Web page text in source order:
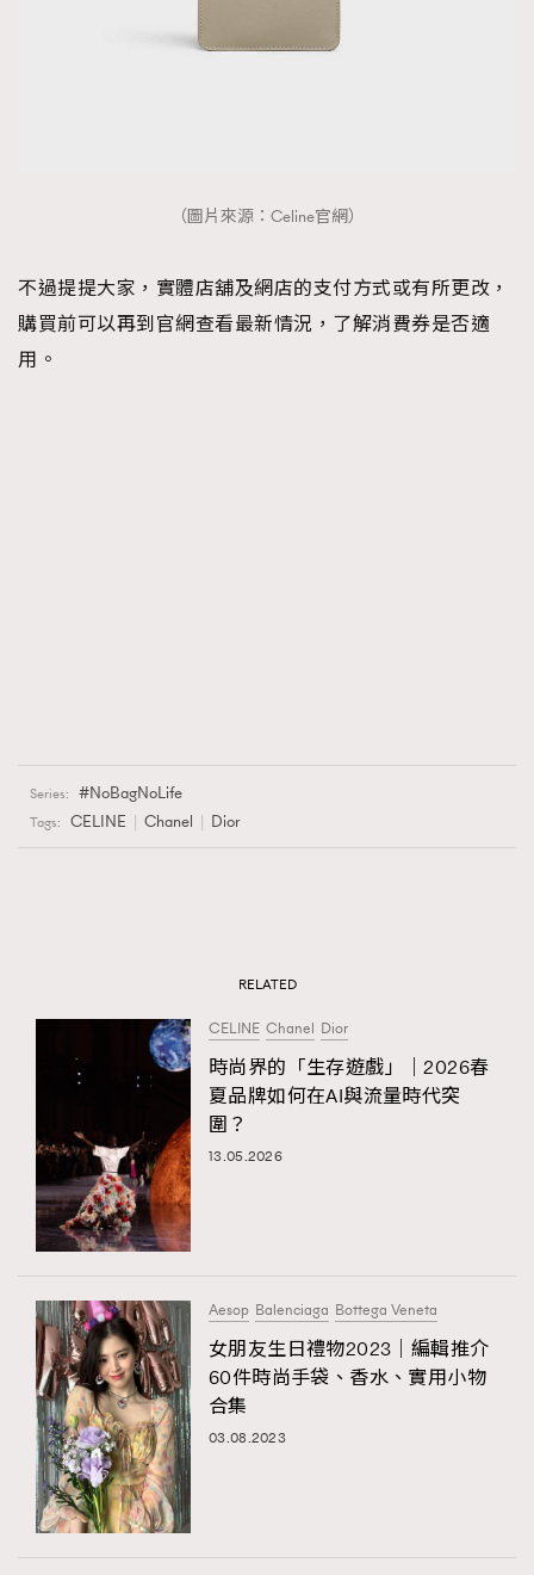
（圖片來源：Celine官網）
不過提提大家，實體店舖及網店的支付方式或有所更改，
購買前可以再到官網查看最新情況，了解消費券是否適
用。
Series: NoBagNoLife
Tags: CELINE Chanel Dior
RELATED
CELINE Chanel Dior
時尚界的「生存遊戲」｜2026春
夏品牌如何在AI與流量時代突
圍？
13.05.2026
Aesop Balenciaga Bottega Veneta
女朋友生日禮物2023｜編輯推介
60件時尚手袋、香水、實用小物
合集
03.08.2023